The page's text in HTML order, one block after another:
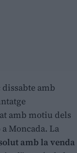
amb
amb motiu dels
Moncada. La
amb la venda